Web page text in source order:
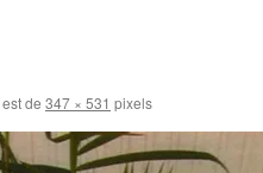
de 347 × 531 pixels